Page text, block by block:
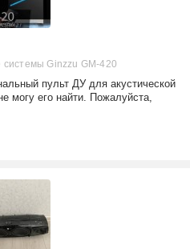
системы Ginzzu GM-420
пульт ДУ для акустической
могу его найти. Пожалуйста,